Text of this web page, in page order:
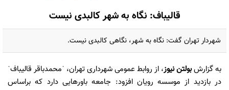
قالیباف: نگاه به شهر کالبدی نیست
شهردار تهران گفت: نگاه به شهر، نگاهی کالبدی نیست.
به گزارشبولتن نيوز، از روابط عمومی شهرداری تهران، ˈمحمدباقر قالیبافˈ
در بازدید از موسسه رویان افزود: جامعه باورهایی دارد که براساس